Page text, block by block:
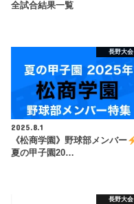
全試合結果一覧
長野大会
2025.8.1
《松商学園》野球部メンバー
夏の甲子園20…
長野大会